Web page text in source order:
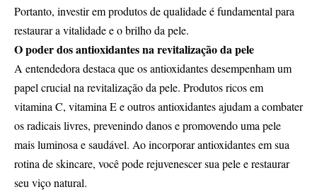
Portanto, investir em produtos de qualidade é fundamental para
restaurar a vitalidade e o brilho da pele.
O poder dos antioxidantes na revitalização da pele
A entendedora destaca que os antioxidantes desempenham um
papel crucial na revitalização da pele. Produtos ricos em
vitamina C, vitamina E e outros antioxidantes ajudam a combater
os radicais livres, prevenindo danos e promovendo uma pele
mais luminosa e saudável. Ao incorporar antioxidantes em sua
rotina de skincare, você pode rejuvenescer sua pele e restaurar
seu viço natural.